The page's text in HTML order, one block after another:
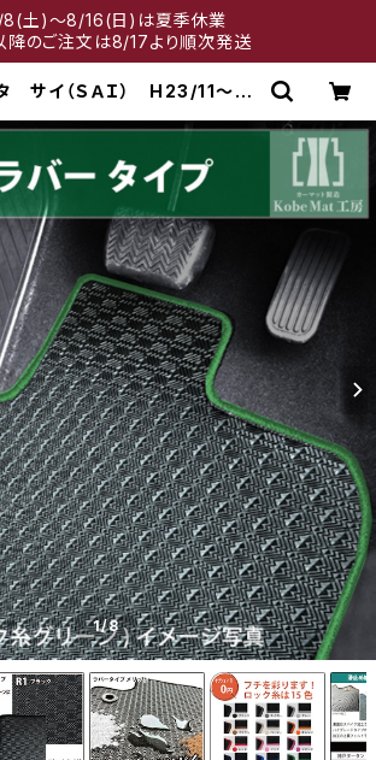
土)～8/16(日)は夏季休業
のご注文は8/17より順次発送
サイ（ＳＡＩ） H23/11〜
水 ラバータイプ | 神戸マッ
1/8